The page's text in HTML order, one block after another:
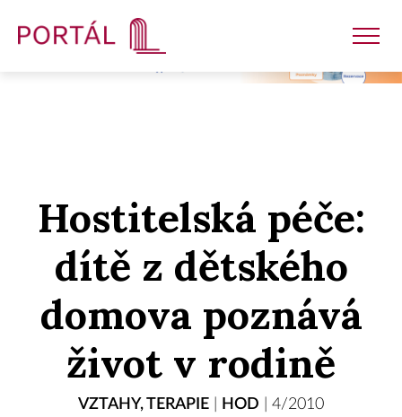
Časopisy
Semináře
E-shop
Hostitelská péče:
dítě z dětského
domova poznává
život v rodině
VZTAHY,TERAPIE HOD 4/2010